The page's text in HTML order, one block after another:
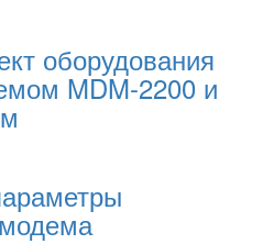
оборудования
MDM-2200 и